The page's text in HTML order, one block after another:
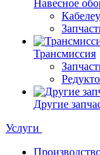
Навесное
Трансмиссия
Другие
Услуги